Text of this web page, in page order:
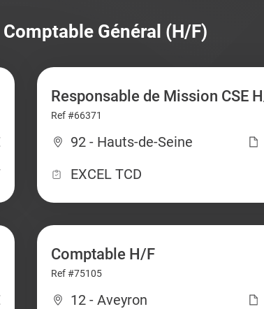
Général (H/F)
Responsable de Mission CSE
Ref #66371
92 - Hauts-de-Seine
EXCEL TCD
Comptable H/F
Ref #75105
12 - Aveyron